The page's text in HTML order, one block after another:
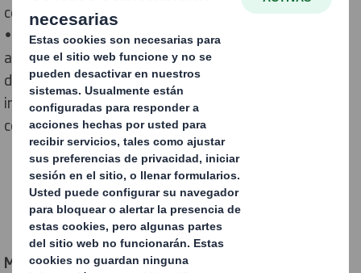
celebrarse desde 2018 debido a la pandemia.
• El stand de la compañía en la feria acogerá un evento
abierto a profesionales y medios de comunicación
donde se presentarán las soluciones sostenibles e
innovadoras desarrolladas en pleno auge del e-
commerce.
Madrid, 11 de mayo de 2022.-